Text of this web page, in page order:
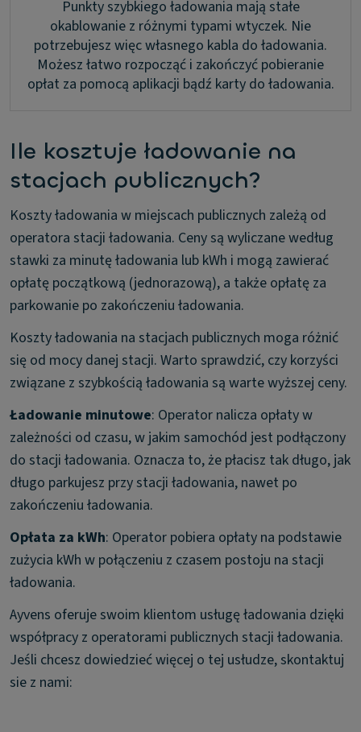
Punkty szybkiego ładowania mają stałe
okablowanie z różnymi typami wtyczek. Nie
potrzebujesz więc własnego kabla do ładowania.
Możesz łatwo rozpocząć i zakończyć pobieranie
opłat za pomocą aplikacji bądź karty do ładowania.
Ile kosztuje ładowanie na
stacjach publicznych?
Koszty ładowania w miejscach publicznych zależą od
operatora stacji ładowania. Ceny są wyliczane według
stawki za minutę ładowania lub kWh i mogą zawierać
opłatę początkową (jednorazową), a także opłatę za
parkowanie po zakończeniu ładowania.
Koszty ładowania na stacjach publicznych moga różnić
się od mocy danej stacji. Warto sprawdzić, czy korzyści
związane z szybkością ładowania są warte wyższej ceny.
Ładowanie minutowe: Operator nalicza opłaty w
zależności od czasu, w jakim samochód jest podłączony
do stacji ładowania. Oznacza to, że płacisz tak długo, jak
długo parkujesz przy stacji ładowania, nawet po
zakończeniu ładowania.
Opłata za kWh: Operator pobiera opłaty na podstawie
zużycia kWh w połączeniu z czasem postoju na stacji
ładowania.
Ayvens oferuje swoim klientom usługę ładowania dzięki
współpracy z operatorami publicznych stacji ładowania.
Jeśli chcesz dowiedzieć więcej o tej usłudze, skontaktuj
sie z nami: